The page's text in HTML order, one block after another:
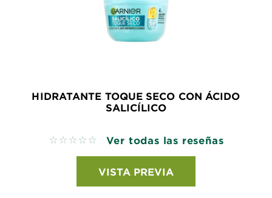
HIDRATANTE TOQUE SECO CON ÁCIDO
SALICÍLICO
No reviews Ver todas las reseñas
VISTA PREVIA